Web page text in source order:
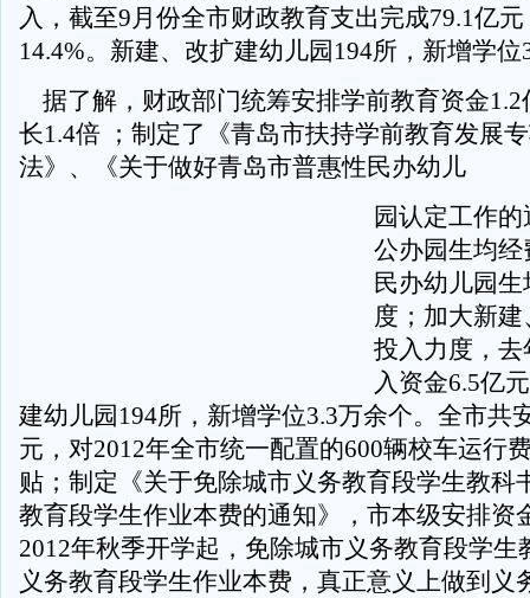
入，截至9月份全市财政教育支出完成79.1亿
14.4%。新建、改扩建幼儿园194所，新增学位
据了解，财政部门统筹安排学前教育资金1.2
长1.4倍 ；制定了《青岛市扶持学前教育发展
法》、《关于做好青岛市普惠性民办幼儿
园认定工作
公办园生均
民办幼儿园
度；加大新
投入力度，
入资金6.5亿
建幼儿园194所，新增学位3.3万余个。全市共
元，对2012年全市统一配置的600辆校车运行
贴；制定《关于免除城市义务教育段学生教科
教育段学生作业本费的通知》，市本级安排资
2012年秋季开学起，免除城市义务教育段学生
义务教育段学生作业本费，真正意义上做到义